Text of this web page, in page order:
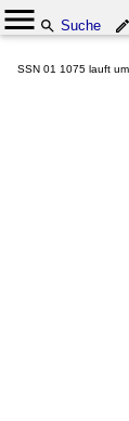
Suche
SSN 01 1075 lauft